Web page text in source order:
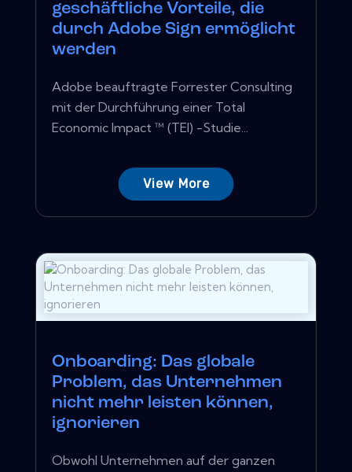
geschäftliche Vorteile, die
durch Adobe Sign ermöglicht
werden
Adobe beauftragte Forrester Consulting
mit der Durchführung einer Total
Economic Impact ™ (TEI) -Studie...
View More
Onboarding: Das globale
Problem, das Unternehmen
nicht mehr leisten können,
ignorieren
Obwohl Unternehmen auf der ganzen